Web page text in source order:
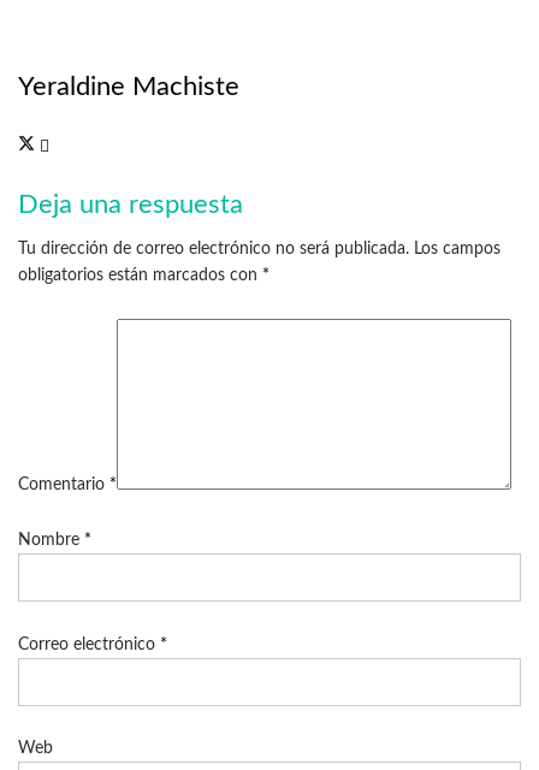
Yeraldine Machiste
Deja una respuesta
Tu dirección de correo electrónico no será publicada. Los campos
obligatorios están marcados con *
Comentario *
Nombre *
Correo electrónico *
Web